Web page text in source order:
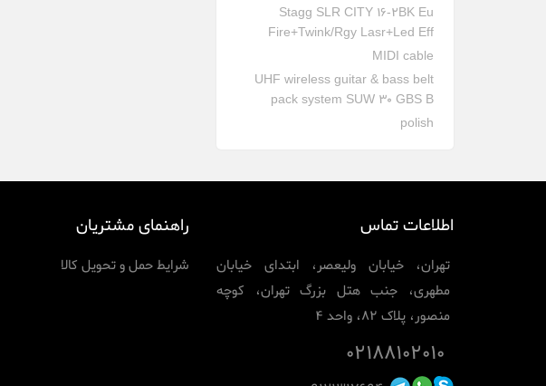
Stagg SLR CITY 16-2BK Eu
Fire+Twink/Rgy Lasr+Led Eff
MIDI cable
UHF wireless guitar & bass belt
pack system SUW 30 GBS B
polish
اطلاعات تماس
تهران، خیابان ولیعصر، ابتدای خیابان
مطهری، جنب هتل بزرگ تهران، کوچه
منصور، پلاک ۸۲، واحد ۴
راهنمای مشتریان
شرایط حمل و تحویل کالا